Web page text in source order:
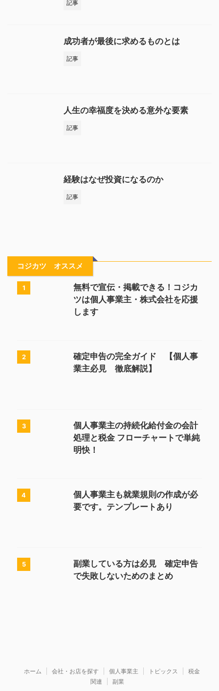
記事
成功者が最後に求めるものとは
記事
人生の幸福度を決める意外な要素
記事
経験はなぜ投資になるのか
記事
コジカツ オススメ
1
無料で宣伝・掲載できる！コジカ
ツは個人事業主・株式会社を応援
します
2
確定申告の完全ガイド 【個人事
業主必見 徹底解説】
3
個人事業主の持続化給付金の会計
処理と税金 フローチャートで単純
明快！
4
個人事業主も就業規則の作成が必
要です。テンプレートあり
5
副業している方は必見 確定申告
で失敗しないためのまとめ
ホーム 会社・お店を探す 個人事業主 トピックス
税金
関連
副業